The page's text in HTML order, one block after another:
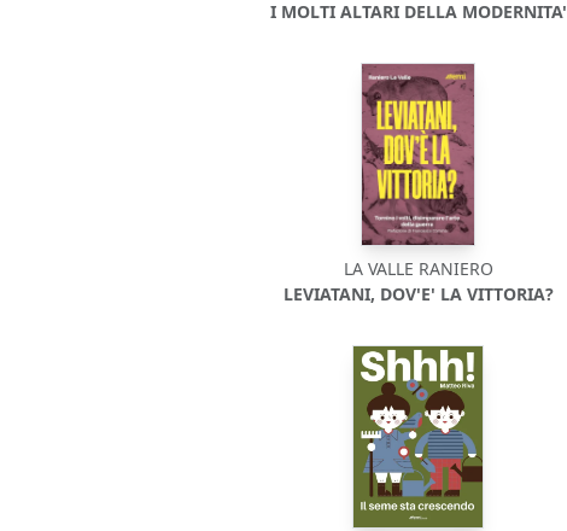
I MOLTI ALTARI DELLA MODERNITA'
LA VALLE RANIERO
LEVIATANI, DOV'E' LA VITTORIA?